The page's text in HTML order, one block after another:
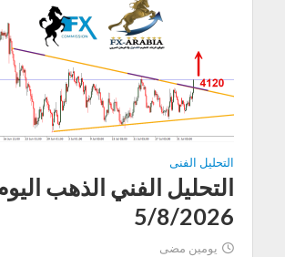
التحليل الفنى
التحليل الفني الذهب
5/8/2026
يومين مضى